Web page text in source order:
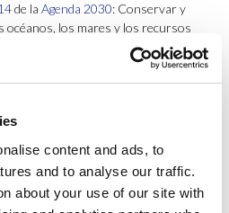
content and ads, to
and to analyse our traffic.
about your use of our site with
de la Agenda 2030: Conservar y
océanos, los mares y los recursos
Que, ¿por qué? El atún
pesca marítima y más del 8% de
se comercializan en el mundo. Por
y los medios de vida de
.
suman alrededor de 40 tipologías